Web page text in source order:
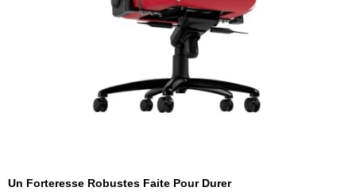
Un Forteresse Robustes Faite Pour Durer